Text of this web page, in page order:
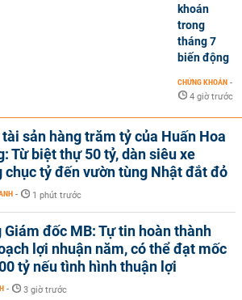
khoán
trong
tháng 7
biến động
CHỨNG KHOÁN -
4 giờ trước
tài sản hàng trăm tỷ của Huấn Hoa
Từ biệt thự 50 tỷ, dàn siêu xe
chục tỷ đến vườn tùng Nhật đắt đỏ
- 1 phút trước
Giám đốc MB: Tự tin hoàn thành
lợi nhuận năm, có thể đạt mốc
tỷ nếu tình hình thuận lợi
- 3 giờ trước